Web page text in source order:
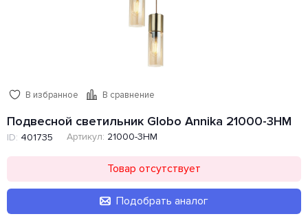
В избранное В сравнение
Подвесной светильник Globo Annika 21000-3HM
ID: 401735 Артикул: 21000-3HM
Товар отсутствует
Подобрать аналог